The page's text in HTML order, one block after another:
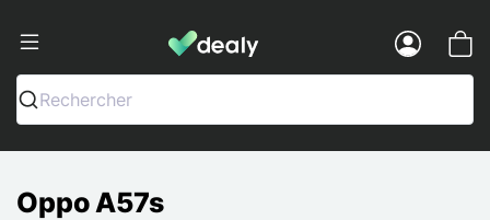
Dealy - Kotelot ja tarvikkeet
Rechercher
Oppo A57s